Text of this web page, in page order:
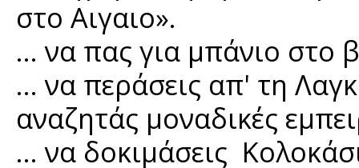
στο Αιγαιο».
… να πας για μπάνιο στο
… να περάσεις απ' τη
αναζητάς μοναδικές
… να δοκιμάσεις